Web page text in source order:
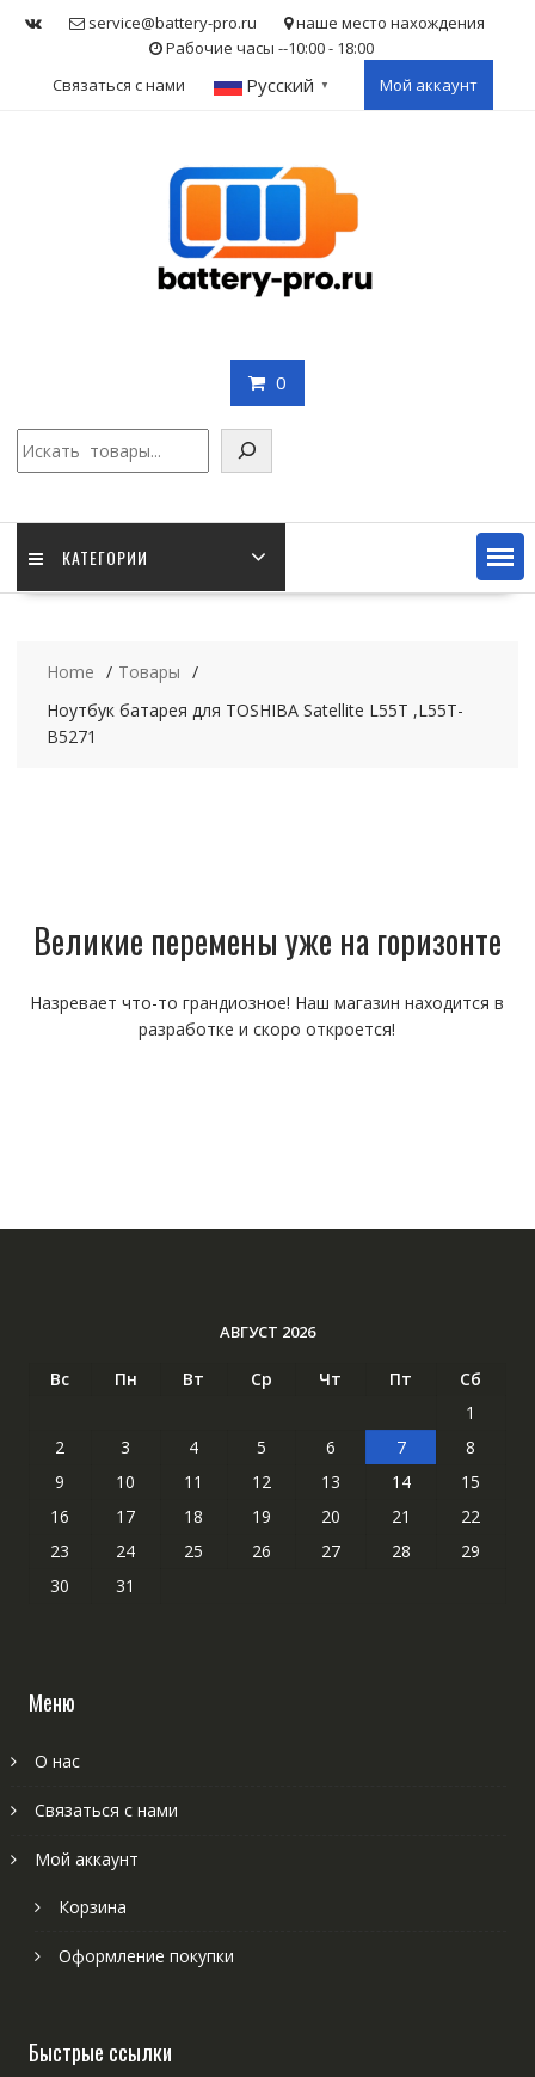
service@battery-pro.ru
наше место нахождения
Рабочие часы --10:00 - 18:00
Связаться с нами
Русский ▼ Мой аккаунт
0
КАТЕГОРИИ
Home
Товары
Ноутбук батарея для TOSHIBA Satellite L55T ,L55T-
B5271
Великие перемены уже на горизонте
Назревает что-то грандиозное! Наш магазин находится в
разработке и скоро откроется!
АВГУСТ 2026
Вс Пн Вт Ср Чт Пт
Сб
1
2
3 4 5 6 7
8
9
10 11 12 13 14
15
16
17 18 19 20 21
22
23
24 25 26 27 28
29
30
31
Меню
О нас
Связаться с нами
Мой аккаунт
Корзина
Оформление покупки
Быстрые ссылки